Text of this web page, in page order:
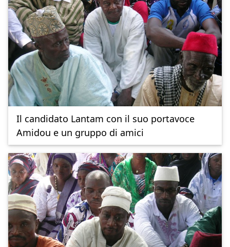
Il candidato Lantam con il suo portavoce
Amidou e un gruppo di amici